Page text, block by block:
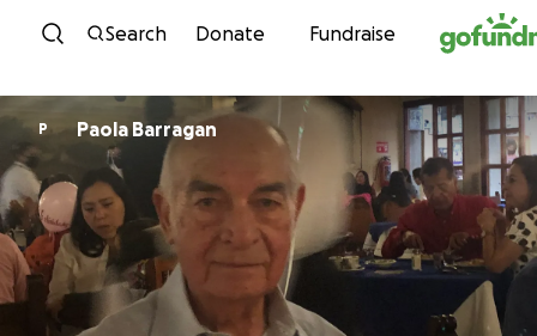
Skip to content
Search Donate Fundraise
P Paola Barragan